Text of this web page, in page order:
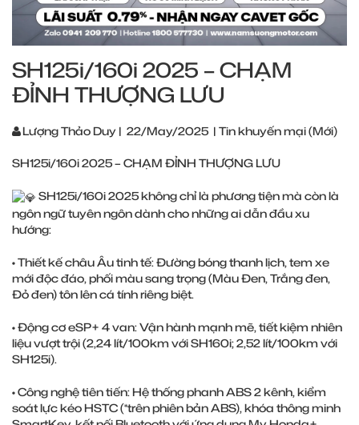
SH125i/160i 2025 – CHẠM
ĐỈNH THƯỢNG LƯU
Lượng Thảo Duy | 22/May/2025 | Tin khuyến mại (Mới)
SH125i/160i 2025 – CHẠM ĐỈNH THƯỢNG LƯU
SH125i/160i 2025 không chỉ là phương tiện mà còn là
ngôn ngữ tuyên ngôn dành cho những ai dẫn đầu xu
hướng:
• Thiết kế châu Âu tinh tế: Đường bóng thanh lịch, tem xe
mới độc đáo, phối màu sang trọng (Màu Đen, Trắng đen,
Đỏ đen) tôn lên cá tính riêng biệt.
• Động cơ eSP+ 4 van: Vận hành mạnh mẽ, tiết kiệm nhiên
liệu vượt trội (2,24 lít/100km với SH160i; 2,52 lít/100km với
SH125i).
• Công nghệ tiên tiến: Hệ thống phanh ABS 2 kênh, kiểm
soát lực kéo HSTC (*trên phiên bản ABS), khóa thông minh